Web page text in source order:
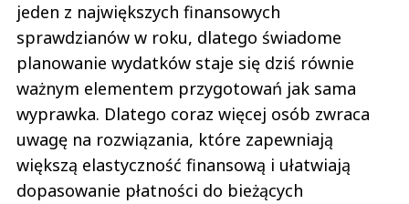
jeden z największych finansowych
sprawdzianów w roku, dlatego świadome
planowanie wydatków staje się dziś równie
ważnym elementem przygotowań jak sama
wyprawka. Dlatego coraz więcej osób zwraca
uwagę na rozwiązania, które zapewniają
większą elastyczność finansową i ułatwiają
dopasowanie płatności do bieżących